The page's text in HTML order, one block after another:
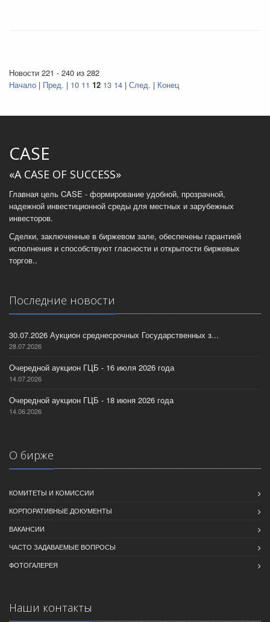
Новости 221 - 240 из 282
Начало | Пред. | 10 11 12 13 14 | След. | Конец
CASE
«A CASE OF SUCCESS»
Главная цель CASE - формирование удобной, прозрачной,
надежной инвестиционной среды для местных и зарубежных
инвесторов.
Сделки, заключенные в биржевом зале, обеспечены гарантией
исполнения и способствуют гласности и открытости биржевых
торгов..
Последние новости
30.07.2026 Аукцион среднесрочных Государственных з...
28.07.2026
Очередной аукцион ГЦБ - 16 июля 2026 года
14.07.2026
Очередной аукцион ГЦБ - 18 июня 2026 года
14.06.2026
О бирже
КОМИТЕТЫ И КОМИССИИ
КОРПОРАТИВНЫЕ ДОКУМЕНТЫ
ВАКАНСИИ
ЧАСТО ЗАДАВАЕМЫЕ ВОПРОСЫ
ФОТОГАЛЕРЕЯ
Наши контакты